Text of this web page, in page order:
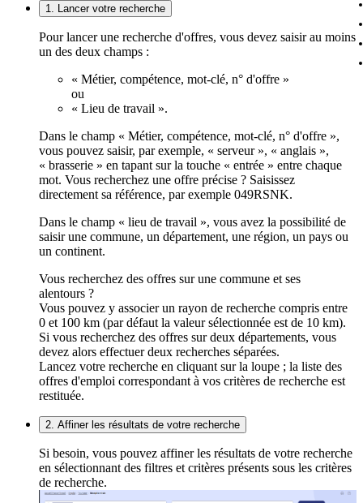
1. Lancer votre recherche
Pour lancer une recherche d'offres, vous devez saisir au moins
un des deux champs :
« Métier, compétence, mot-clé, n° d'offre »
ou
« Lieu de travail ».
Dans le champ « Métier, compétence, mot-clé, n° d'offre »,
vous pouvez saisir, par exemple, « serveur », « anglais »,
« brasserie » en tapant sur la touche « entrée » entre chaque
mot. Vous recherchez une offre précise ? Saisissez
directement sa référence, par exemple 049RSNK.
Dans le champ « lieu de travail », vous avez la possibilité de
saisir une commune, un département, une région, un pays ou
un continent.
Vous recherchez des offres sur une commune et ses
alentours ?
Vous pouvez y associer un rayon de recherche compris entre
0 et 100 km (par défaut la valeur sélectionnée est de 10 km).
Si vous recherchez des offres sur deux départements, vous
devez alors effectuer deux recherches séparées.
Lancez votre recherche en cliquant sur la loupe ; la liste des
offres d'emploi correspondant à vos critères de recherche est
restituée.
2. Affiner les résultats de votre recherche
Si besoin, vous pouvez affiner les résultats de votre recherche
en sélectionnant des filtres et critères présents sous les critères
de recherche.